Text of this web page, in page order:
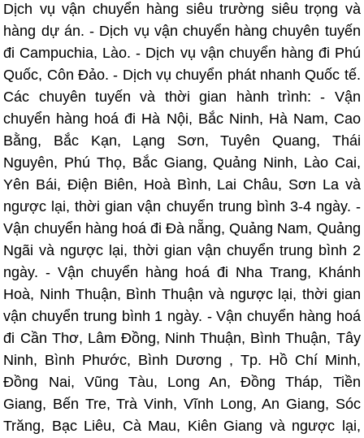
Dịch vụ vận chuyển hàng siêu trường siêu trọng và
hàng dự án. - Dịch vụ vận chuyển hàng chuyên tuyến
đi Campuchia, Lào. - Dịch vụ vận chuyển hàng đi Phú
Quốc, Côn Đảo. - Dịch vụ chuyển phát nhanh Quốc tế.
Các chuyên tuyến và thời gian hành trình: - Vận
chuyển hàng hoá đi Hà Nội, Bắc Ninh, Hà Nam, Cao
Bằng, Bắc Kạn, Lạng Sơn, Tuyên Quang, Thái
Nguyên, Phú Thọ, Bắc Giang, Quảng Ninh, Lào Cai,
Yên Bái, Điện Biên, Hoà Bình, Lai Châu, Sơn La và
ngược lại, thời gian vận chuyển trung bình 3-4 ngày. -
Vận chuyển hàng hoá đi Đà nẵng, Quảng Nam, Quảng
Ngãi và ngược lại, thời gian vận chuyển trung bình 2
ngày. - Vận chuyển hàng hoá đi Nha Trang, Khánh
Hoà, Ninh Thuận, Bình Thuận và ngược lại, thời gian
vận chuyển trung bình 1 ngày. - Vận chuyển hàng hoá
đi Cần Thơ, Lâm Đồng, Ninh Thuận, Bình Thuận, Tây
Ninh, Bình Phước, Bình Dương , Tp. Hồ Chí Minh,
Đồng Nai, Vũng Tàu, Long An, Đồng Tháp, Tiền
Giang, Bến Tre, Trà Vinh, Vĩnh Long, An Giang, Sóc
Trăng, Bạc Liêu, Cà Mau, Kiên Giang và ngược lại,